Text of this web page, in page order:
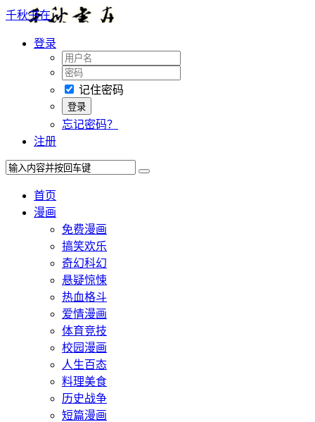
千秋书在
登录
记住密码
忘记密码？
注册
首页
漫画
免费漫画
搞笑欢乐
奇幻科幻
悬疑惊悚
热血格斗
爱情漫画
体育竞技
校园漫画
人生百态
料理美食
历史战争
短篇漫画